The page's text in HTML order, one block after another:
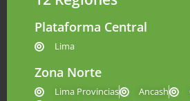
Plataforma Central
Lima
Zona Norte
Lima Provincias Ancash